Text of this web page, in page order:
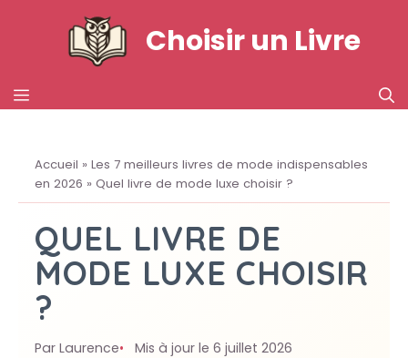
Choisir un Livre
MENU
Accueil » Les 7 meilleurs livres de mode indispensables
en 2026 » Quel livre de mode luxe choisir ?
QUEL LIVRE DE
MODE LUXE CHOISIR
?
Par Laurence
Mis à jour le 6 juillet 2026